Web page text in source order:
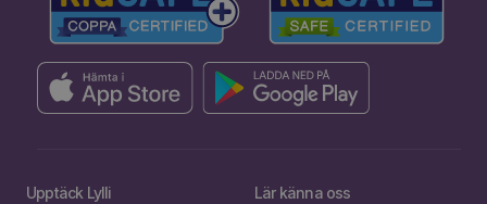
Upptäck Lylli Lär känna oss